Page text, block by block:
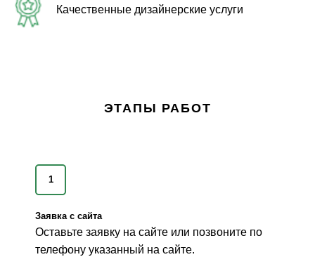
Качественные дизайнерские услуги
ЭТАПЫ РАБОТ
1
Заявка с сайта
Оставьте заявку на сайте или позвоните по
телефону указанный на сайте.